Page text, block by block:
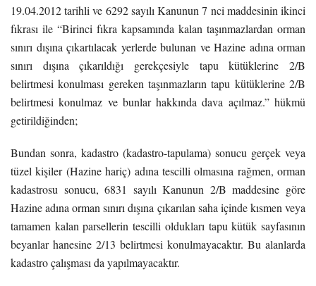
19.04.2012 tarihli ve 6292 sayılı Kanunun 7 nci maddesinin ikinci
fıkrası ile “Birinci fıkra kapsamında kalan taşınmazlardan orman
sınırı dışına çıkartılacak yerlerde bulunan ve Hazine adına orman
sınırı dışına çıkarıldığı gerekçesiyle tapu kütüklerine 2/B
belirtmesi konulması gereken taşınmazların tapu kütüklerine 2/B
belirtmesi konulmaz ve bunlar hakkında dava açılmaz.” hükmü
getirildiğinden;
Bundan sonra, kadastro (kadastro-tapulama) sonucu gerçek veya
tüzel kişiler (Hazine hariç) adına tescilli olmasına rağmen, orman
kadastrosu sonucu, 6831 sayılı Kanunun 2/B maddesine göre
Hazine adına orman sınırı dışına çıkarılan saha içinde kısmen veya
tamamen kalan parsellerin tescilli oldukları tapu kütük sayfasının
beyanlar hanesine 2/13 belirtmesi konulmayacaktır. Bu alanlarda
kadastro çalışması da yapılmayacaktır.